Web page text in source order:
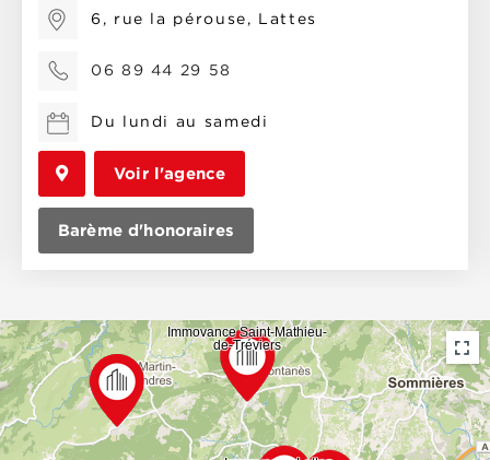
6, rue la pérouse, Lattes
06 89 44 29 58
Du lundi au samedi
Voir l'agence
Barème d'honoraires